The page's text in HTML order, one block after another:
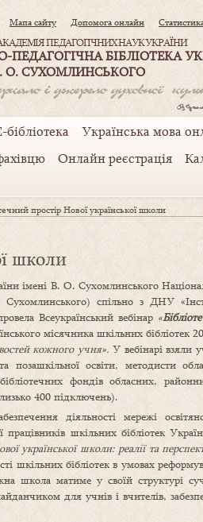
Мапа сайту Допомога онлайн
ПЕДАГОГІЧНИХ НАУК УКРАЇНИ
БІБЛІОТЕКА
О. СУХОМЛИНСЬКОГО
бібліотека Українська мова
Онлайн реєстрація
простір Нової української школи
школи
імені В. О. Сухомлинського
спільно з ДНУ
Всеукраїнський вебінар «
місячника шкільних бібліотек
кожного учня». У вебінарі взяли
та позашкільної освіти, методисти
фондів обласних,
400 підключень).
діяльності мережі
шкільних бібліотек
української школи: реалії та
шкільних бібліотек в умовах
матиме у своїй структурі
для учнів і вчителів,